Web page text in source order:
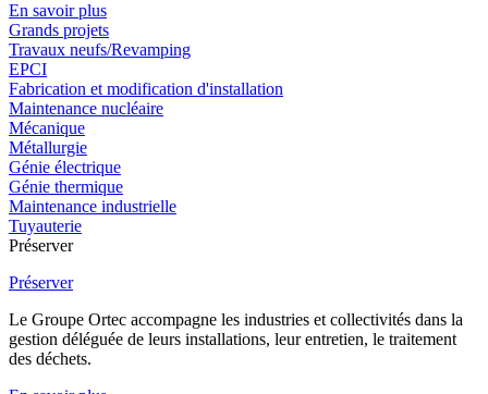
En savoir plus
Grands projets
Travaux neufs/Revamping
EPCI
Fabrication et modification d'installation
Maintenance nucléaire
Mécanique
Métallurgie
Génie électrique
Génie thermique
Maintenance industrielle
Tuyauterie
Préserver
Préserver
Le Groupe Ortec accompagne les industries et collectivités dans la
gestion déléguée de leurs installations, leur entretien, le traitement
des déchets.